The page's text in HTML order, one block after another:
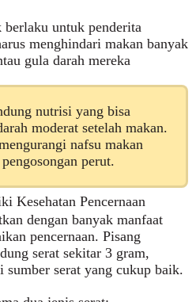
untuk penderita
menghindari makan banyak
gula darah mereka
nutrisi yang bisa
moderat setelah makan.
nafsu makan
perut.
Kesehatan Pencernaan
dengan banyak manfaat
pencernaan. Pisang
serat sekitar 3 gram,
sumber serat yang cukup baik.